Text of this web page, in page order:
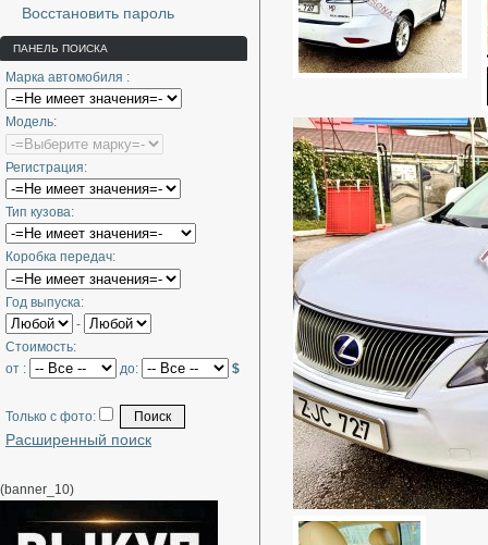
Восстановить пароль
ПАНЕЛЬ ПОИСКА
Марка автомобиля :
Модель:
Регистрация:
Тип кузова:
Коробка передач:
Год выпуска:
-
Стоимость:
от :
до: $
Только с фото:
Расширенный поиск
(banner_10)